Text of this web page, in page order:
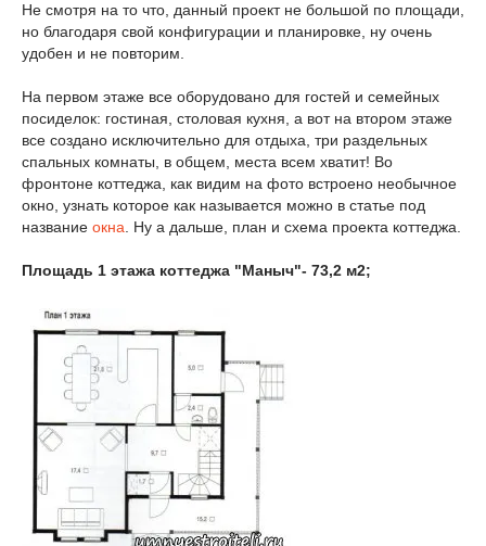
Не смотря на то что, данный проект не большой по площади,
но благодаря свой конфигурации и планировке, ну очень
удобен и не повторим.
На первом этаже все оборудовано для гостей и семейных
посиделок: гостиная, столовая кухня, а вот на втором этаже
все создано исключительно для отдыха, три раздельных
спальных комнаты, в общем, места всем хватит! Во
фронтоне коттеджа, как видим на фото встроено необычное
окно, узнать которое как называется можно в статье под
название окна. Ну а дальше, план и схема проекта коттеджа.
Площадь 1 этажа коттеджа "Маныч"- 73,2 м2;